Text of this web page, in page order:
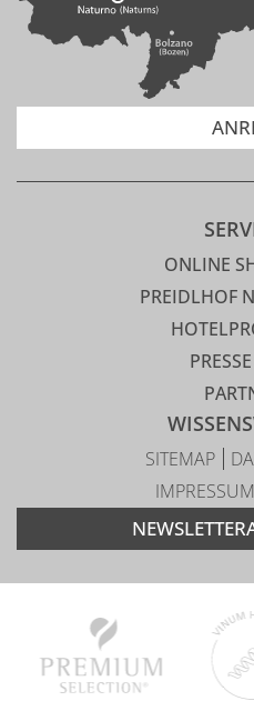
ONLINE
PREIDLHOF
PRESSE
SITEMAP
IMPRESSUM